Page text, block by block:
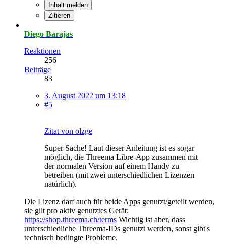
Inhalt melden
Zitieren
Diego Barajas
Reaktionen
256
Beiträge
83
3. August 2022 um 13:18
#5
Zitat von olzge
Super Sache! Laut dieser Anleitung ist es sogar
möglich, die Threema Libre-App zusammen mit
der normalen Version auf einem Handy zu
betreiben (mit zwei unterschiedlichen Lizenzen
natürlich).
Die Lizenz darf auch für beide Apps genutzt/geteilt werden,
sie gilt pro aktiv genutztes Gerät:
https://shop.threema.ch/terms Wichtig ist aber, dass
unterschiedliche Threema-IDs genutzt werden, sonst gibt's
technisch bedingte Probleme.